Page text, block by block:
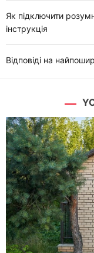
Як підключити
інструкція
Відповіді на